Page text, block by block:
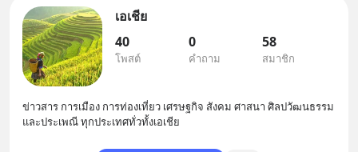
เอเชีย
40
โพสต์
0
คำถาม
58
สมาชิก
ข่าวสาร การเมือง การท่องเที่ยว เศรษฐกิจ สังคม ศาสนา ศิลปวัฒนธรรม
และประเพณี ทุกประเทศทั่วทั้งเอเชีย